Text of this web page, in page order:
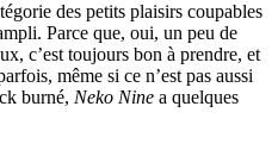
des petits plaisirs coupables
Parce que, oui, un peu de
c’est toujours bon à prendre, et
même si ce n’est pas aussi
burné, Neko Nine a quelques